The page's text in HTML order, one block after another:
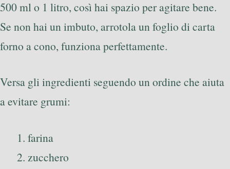
500 ml o 1 litro, così hai spazio per agitare bene.
Se non hai un imbuto, arrotola un foglio di carta
forno a cono, funziona perfettamente.
Versa gli ingredienti seguendo un ordine che aiuta
a evitare grumi:
farina
zucchero